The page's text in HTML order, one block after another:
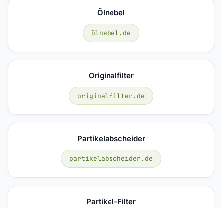
Ölnebel
ölnebel.de
Originalfilter
originalfilter.de
Partikelabscheider
partikelabscheider.de
Partikel-Filter